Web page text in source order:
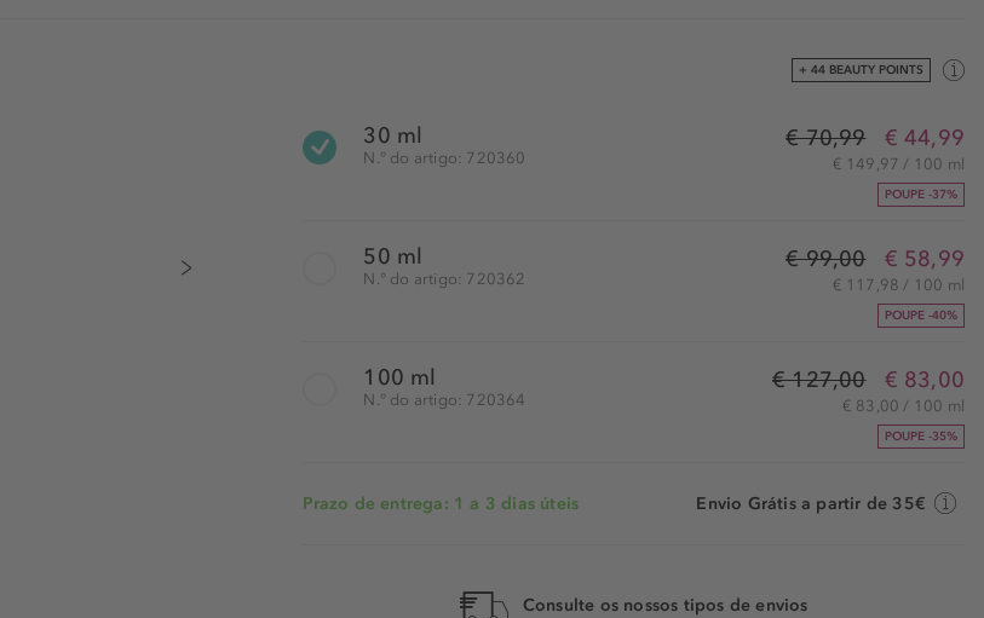
+ 44 BEAUTY POINTS
30 ml
N.° do artigo: 720360
€ 70,99 € 44,99
€ 149,97 / 100 ml
POUPE -37%
50 ml
N.° do artigo: 720362
€ 99,00 € 58,99
€ 117,98 / 100 ml
POUPE -40%
100 ml
N.° do artigo: 720364
€ 127,00 € 83,00
€ 83,00 / 100 ml
POUPE -35%
Prazo de entrega: 1 a 3 dias úteis Envio Grátis a partir de 35€
Consulte os nossos tipos de envios